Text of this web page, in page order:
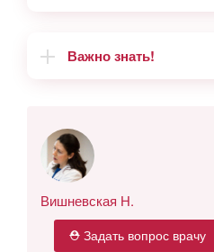
Важно знать!
Вишневская Н.
⛑ Задать вопрос врачу